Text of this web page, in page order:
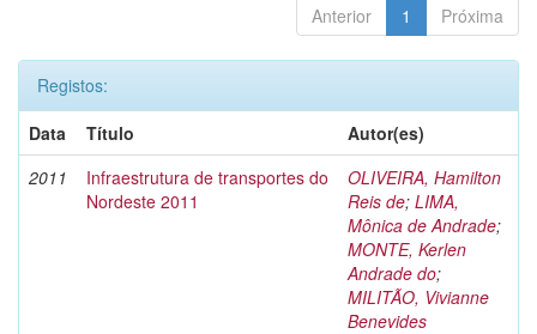
Anterior 1 Próxima
Registos:
Data
Título
Autor(es)
2011
Infraestrutura de transportes do
Nordeste 2011
OLIVEIRA, Hamilton
Reis de; LIMA,
Mônica de Andrade;
MONTE, Kerlen
Andrade do;
MILITÃO, Vivianne
Benevides